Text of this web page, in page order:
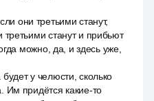
они третьими станут,
станут и прибьют
можно, да, и здесь уже,
у челюсти, сколько
Им придётся какие-то